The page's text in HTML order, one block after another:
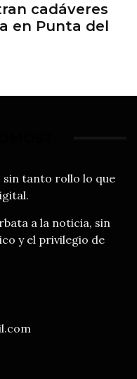
cadáveres
en Punta del
tanto rollo lo que
a la noticia, sin
y el privilegio de